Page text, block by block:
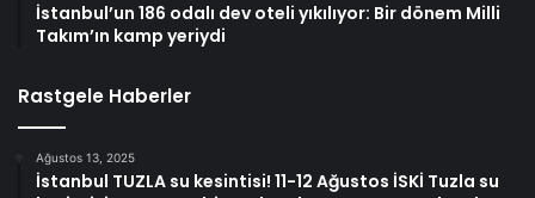
İstanbul’un 186 odalı dev oteli yıkılıyor: Bir dönem Milli
Takım’ın kamp yeriydi
Rastgele Haberler
Ağustos 13, 2025
İstanbul TUZLA su kesintisi! 11-12 Ağustos İSKİ Tuzla su